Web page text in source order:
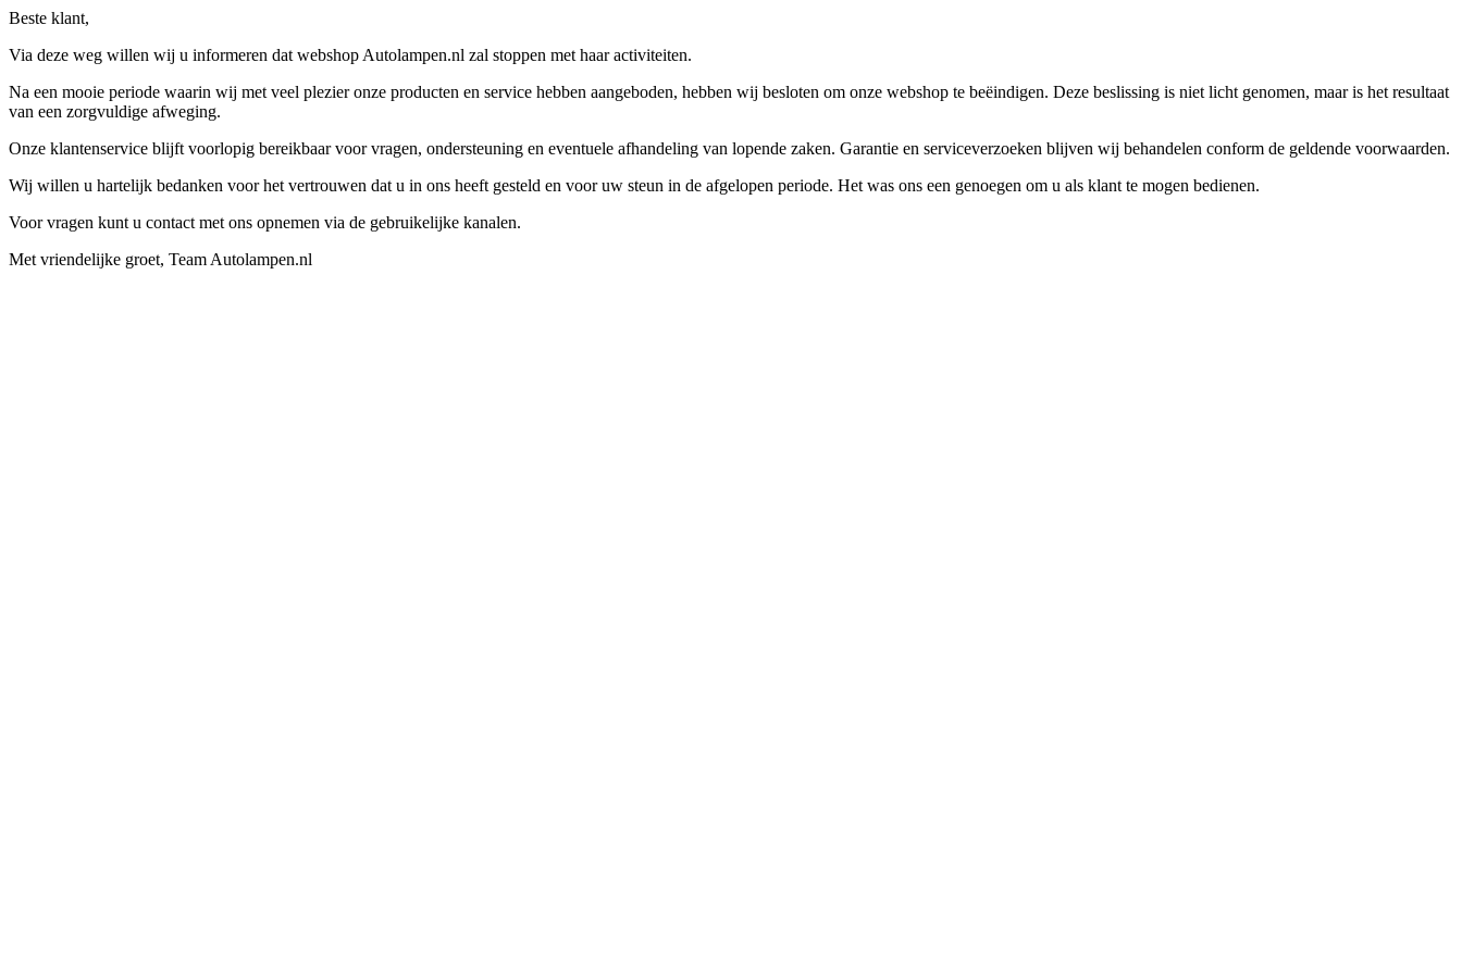
Beste klant,
Via deze weg willen wij u informeren dat webshop Autolampen.nl zal stoppen met haar activiteiten.
Na een mooie periode waarin wij met veel plezier onze producten en service hebben aangeboden, hebben wij besloten om onze webshop te beëindigen. Deze beslissing is niet licht genomen, maar is het resultaat
van een zorgvuldige afweging.
Onze klantenservice blijft voorlopig bereikbaar voor vragen, ondersteuning en eventuele afhandeling van lopende zaken. Garantie en serviceverzoeken blijven wij behandelen conform de geldende voorwaarden.
Wij willen u hartelijk bedanken voor het vertrouwen dat u in ons heeft gesteld en voor uw steun in de afgelopen periode. Het was ons een genoegen om u als klant te mogen bedienen.
Voor vragen kunt u contact met ons opnemen via de gebruikelijke kanalen.
Met vriendelijke groet, Team Autolampen.nl